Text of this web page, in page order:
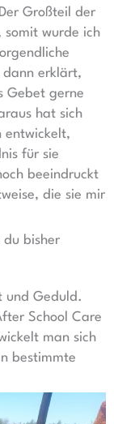
Großteil der
somit wurde ich
dann erklärt,
Gebet gerne
hat sich
entwickelt,
für sie
beeindruckt
die sie mir
du bisher
und Geduld.
School Care
man sich
bestimmte